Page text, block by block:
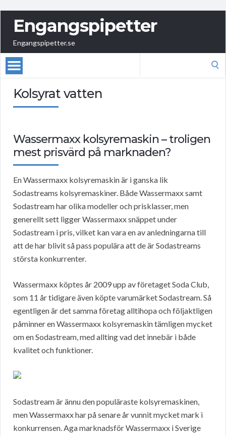
Engangspipetter
Engangspipetter.se
Kolsyrat vatten
Wassermaxx kolsyremaskin – troligen
mest prisvärd på marknaden?
En Wassermaxx kolsyremaskin är i ganska lik
Sodastreams kolsyremaskiner. Både Wassermaxx samt
Sodastream har olika modeller och prisklasser, men
generellt sett ligger Wassermaxx snäppet under
Sodastream i pris, vilket kan vara en av anledningarna till
att de har blivit så pass populära att de är Sodastreams
största konkurrenter.
Wassermaxx köptes år 2009 upp av företaget Soda Club,
som 11 år tidigare även köpte varumärket Sodastream. Så
egentligen är det samma företag alltihopa och följaktligen
påminner en Wassermaxx kolsyremaskin tämligen mycket
om en Sodastream, med allting vad det innebär i både
kvalitet och funktioner.
Sodastream är ännu den populäraste kolsyremaskinen,
men Wassermaxx har på senare år vunnit mycket mark i
konkurrensen. Aga marknadsför Wassermaxx i Sverige